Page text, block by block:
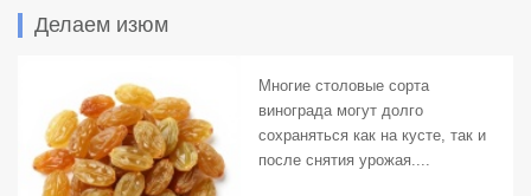
Делаем изюм
Многие столовые сорта
винограда могут долго
сохраняться как на кусте, так и
после снятия урожая....